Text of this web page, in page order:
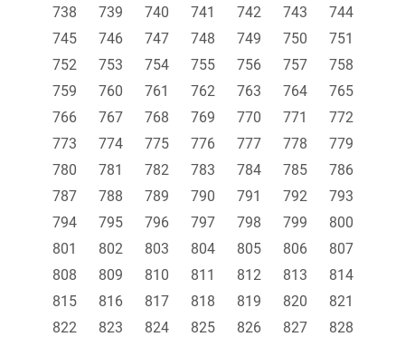
738
739 740 741 742 743
744
745
746 747 748 749 750
751
752
753 754 755 756 757
758
759
760 761 762 763 764
765
766
767 768 769 770 771
772
773
774 775 776 777 778
779
780
781 782 783 784 785
786
787
788 789 790 791 792
793
794
795 796 797 798 799
800
801
802 803 804 805 806
807
808
809 810 811 812 813
814
815
816 817 818 819 820
821
822
823 824 825 826 827
828